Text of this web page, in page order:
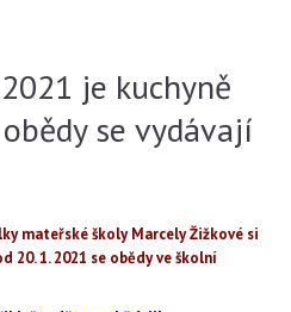
je kuchyně
se vydávají
mateřské školy Marcely Žižkové si
20. 1. 2021 se obědy ve školní